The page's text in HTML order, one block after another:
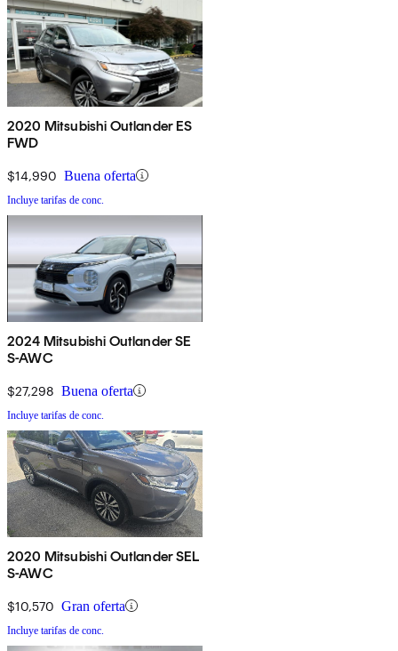
2020 Mitsubishi Outlander ES
FWD
$14,990 Buena oferta
Incluye tarifas de conc.
2024 Mitsubishi Outlander SE
S-AWC
$27,298 Buena oferta
Incluye tarifas de conc.
2020 Mitsubishi Outlander SEL
S-AWC
$10,570 Gran oferta
Incluye tarifas de conc.